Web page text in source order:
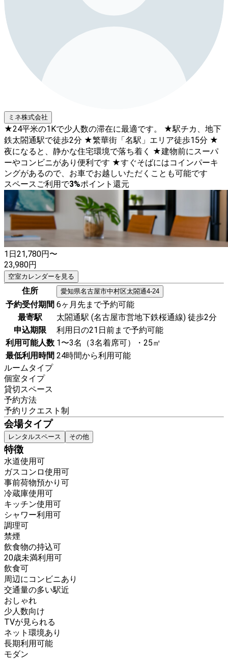
ミネ株式会社
★24平米の1Kで少人数の滞在に最適です。 ★駅チカ、地下
鉄太閤通駅で徒歩2分 ★繁華街「名駅」エリア徒歩15分 ★
夜になると、静かな住宅環境で落ち着く ★建物前にスーパ
ーやコンビニがあり便利です ★すぐそばにはコインパーキ
ングがあるので、お車でお越しいただくことも可能です
スペースご利用で3%ポイント還元
1日21,780円〜
23,980円
空室カレンダーを見る
住所 愛知県名古屋市中村区太閤通4-24
予約受付期間 6ヶ月先まで予約可能
最寄駅
太閤通駅 (名古屋市営地下鉄桜通線) 徒歩2分
申込期限
利用日の21日前まで予約可能
利用可能人数 1〜3名（3名着席可）・25㎡
最低利用時間 24時間から利用可能
ルームタイプ
個室タイプ
貸切スペース
予約方法
予約リクエスト制
会場タイプ
レンタルスペース その他
特徴
水道使用可
ガスコンロ使用可
事前荷物預かり可
冷蔵庫使用可
キッチン使用可
シャワー利用可
調理可
禁煙
飲食物の持込可
20歳未満利用可
飲食可
周辺にコンビニあり
交通量の多い駅近
おしゃれ
少人数向け
TVが見られる
ネット環境あり
長期利用可能
モダン